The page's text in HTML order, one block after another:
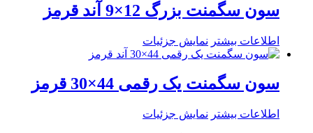
سون سگمنت بزرگ 12×9 آند قرمز
اطلاعات بیشتر نمایش جزئیات
سون سگمنت یک رقمی 44×30 قرمز
اطلاعات بیشتر نمایش جزئیات